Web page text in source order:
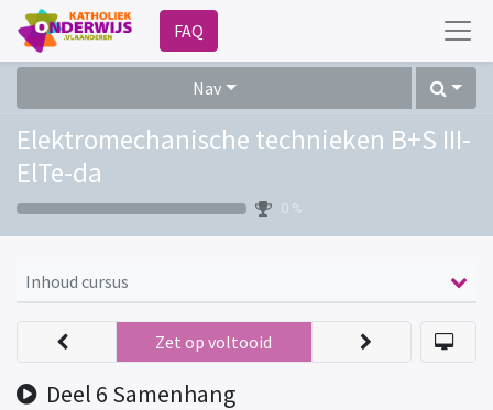
FAQ
Nav
Elektromechanische technieken B+S III-
ElTe-da
0 %
Inhoud cursus
Deel 6 Samenhang
Zet op voltooid